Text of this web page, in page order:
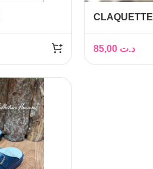
CLAQUETTE
د.ت